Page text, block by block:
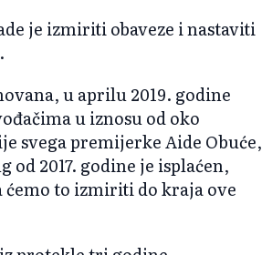
je izmiriti obaveze i nastaviti
u aprilu 2019. godine
u iznosu od oko
svega premijerke Aide Obuće,
2017. godine je isplaćen,
ćemo to izmiriti do kraja ove